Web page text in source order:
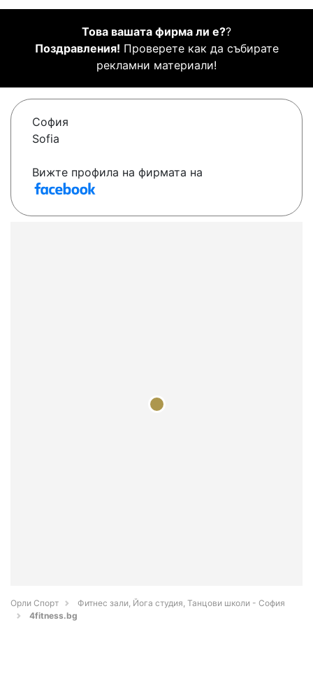
Това вашата фирма ли е??
Поздравления! Проверете как да събирате
рекламни материали!
София
Sofia
Вижте профила на фирмата на
Орли Спорт
Фитнес зали, Йога студия, Танцови школи - София
4fitness.bg